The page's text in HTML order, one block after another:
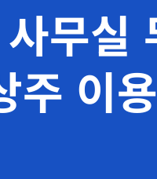
무실
주 이